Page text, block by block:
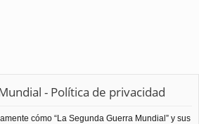
- Política de privacidad
cómo “La Segunda Guerra Mundial” y sus